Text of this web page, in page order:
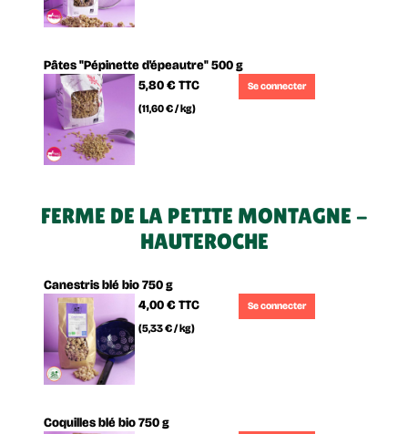
Pâtes "Pépinette d'épeautre" 500 g
5,80 €TTC
(11,60 € / kg)
Se connecter
FERME DE LA PETITE MONTAGNE -
HAUTEROCHE
Canestris blé bio 750 g
4,00 €TTC
(5,33 € / kg)
Se connecter
Coquilles blé bio 750 g